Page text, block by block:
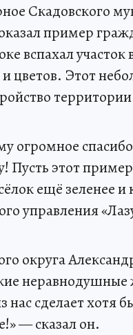
Скадовского
пример
вспахал
цветов. Этот
огромное
Пусть этот
ещё зеленее
управления
округа
нас сделает хотя
— сказал он.